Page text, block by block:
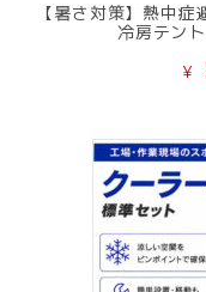
【暑さ対策】熱中
冷房テン
¥